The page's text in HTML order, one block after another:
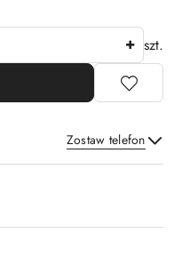
szt.
Zostaw telefon